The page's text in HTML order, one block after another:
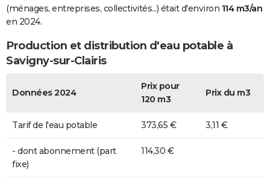
(ménages, entreprises, collectivités...) était d'environ 114 m3/an
en 2024.
Production et distribution d'eau potable à
Savigny-sur-Clairis
Données 2024
Prix pour
120 m3
Prix du m3
Tarif de l'eau potable 373,65 € 3,11 €
- dont abonnement (part
fixe)
114,30 €